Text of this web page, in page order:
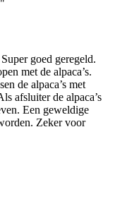
goed geregeld.
met de alpaca’s.
de alpaca’s met
afsluiter de alpaca’s
Een geweldige
Zeker voor